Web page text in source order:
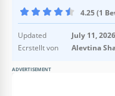
4.25 (1
Updated
July 11, 2026
Ecrstellt von
Alevtina
ADVERTISEMENT